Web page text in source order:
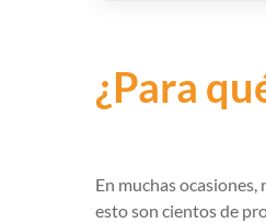
¿Para
En muchas
esto son cientos de